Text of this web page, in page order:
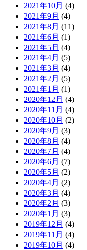
2021年10月 (4)
2021年9月 (4)
2021年8月 (11)
2021年6月 (1)
2021年5月 (4)
2021年4月 (5)
2021年3月 (4)
2021年2月 (5)
2021年1月 (1)
2020年12月 (4)
2020年11月 (4)
2020年10月 (2)
2020年9月 (3)
2020年8月 (4)
2020年7月 (4)
2020年6月 (7)
2020年5月 (2)
2020年4月 (2)
2020年3月 (4)
2020年2月 (3)
2020年1月 (3)
2019年12月 (4)
2019年11月 (4)
2019年10月 (4)